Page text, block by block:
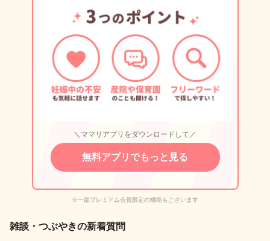
＼ママリアプリをダウンロードして／
無料アプリでもっと見る
※一部プレミアム会員限定の機能もございます
雑談・つぶやきの新着質問